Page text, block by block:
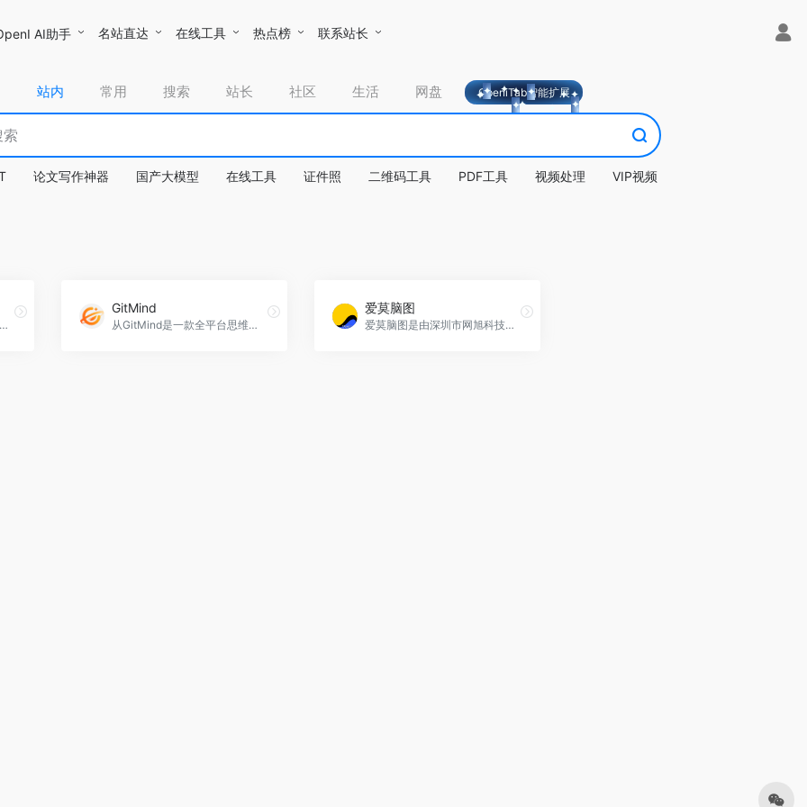
AI助手 名站直达 在线工具 热点榜 联系站长
站内 常用 搜索 站长 社区 生活 网盘 OpeniTab智能扩展
论文写作神器 国产大模型 在线工具 证件照 二维码工具 PDF工具 视频处理 VIP视频
凹脑图是一个简单易用的在线思维导图工具，无需下载，方便快捷。
GitMind
从GitMind是一款全平台思维导图软件，支持多种图形的在线制作和内容同步，提供丰富的模板供用户使用。
爱莫脑图
爱莫脑图是由深圳市网旭科技有限公司专注开发的一款卓越思维导图软件。用户可以充分体验自由创意，通过支持自定义思维导图主题和多样模版选择，轻松打造个性化的思维导图。其独特之处在于能够为思维导图插入关系线，快速而清晰地勾勒各个主题之间的关系，使得头脑风暴、市场运营、教育学习、项目管理等多个领域的应用更加高效而便捷。